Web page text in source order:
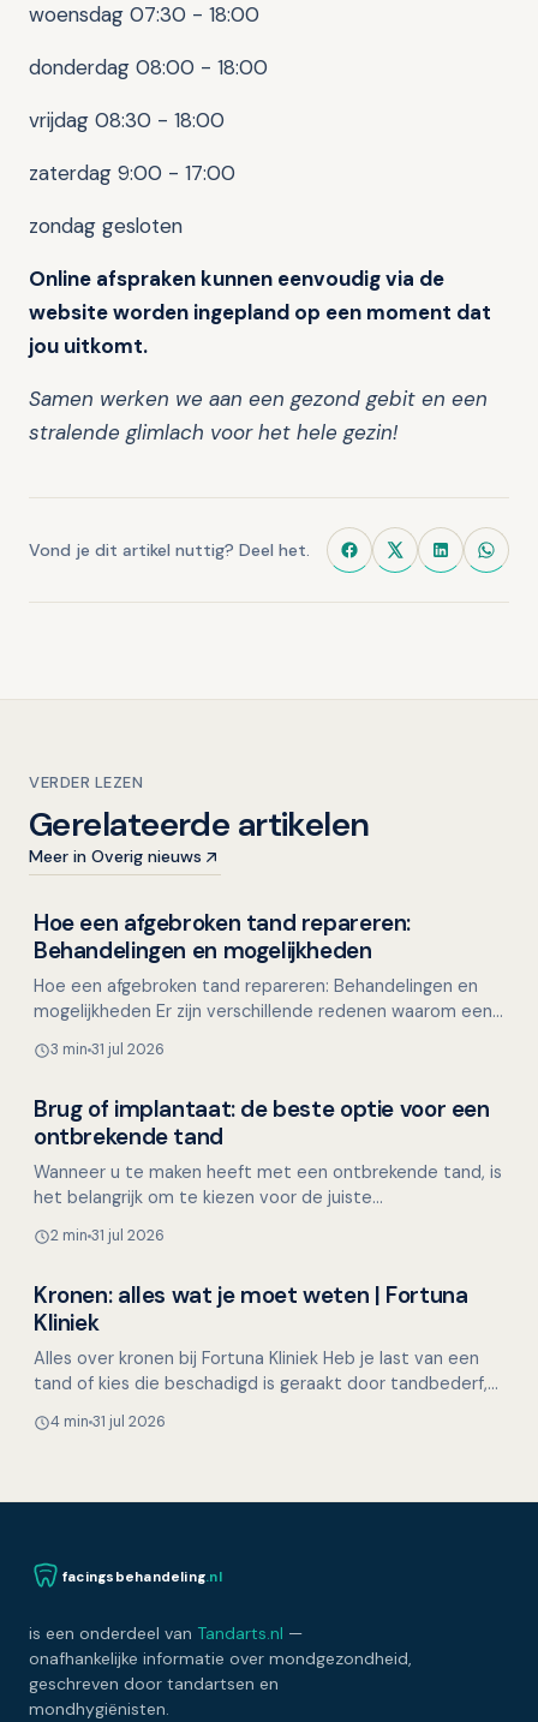
woensdag 07:30 - 18:00
donderdag 08:00 - 18:00
vrijdag 08:30 - 18:00
zaterdag 9:00 - 17:00
zondag gesloten
Online afspraken kunnen eenvoudig via de
website worden ingepland op een moment dat
jou uitkomt.
Samen werken we aan een gezond gebit en een
stralende glimlach voor het hele gezin!
Vond je dit artikel nuttig? Deel het.
VERDER LEZEN
Gerelateerde artikelen
Meer in Overig nieuws
Overig nieuws
Hoe een afgebroken tand repareren:
Behandelingen en mogelijkheden
Hoe een afgebroken tand repareren: Behandelingen en
mogelijkheden Er zijn verschillende redenen waarom een
3 min 31 jul 2026
Overig nieuws
Brug of implantaat: de beste optie voor een
ontbrekende tand
Wanneer u te maken heeft met een ontbrekende tand, is
het belangrijk om te kiezen voor de juiste
kauwfunct…
2 min 31 jul 2026
Overig nieuws
Kronen: alles wat je moet weten | Fortuna
Kliniek
Alles over kronen bij Fortuna Kliniek Heb je last van een
tand of kies die beschadigd is geraakt door tandbederf,
4 min 31 jul 2026
facingsbehandeling.nl
is een onderdeel van Tandarts.nl —
onafhankelijke informatie over mondgezondheid,
geschreven door tandartsen en
mondhygiënisten.